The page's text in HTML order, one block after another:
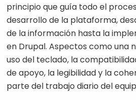
principio que guía todo el
desarrollo de la plataforma,
de la información hasta la
en Drupal. Aspectos como una
uso del teclado, la
de apoyo, la legibilidad y la
parte del trabajo diario del